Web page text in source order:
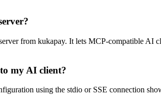
from kukapay. It lets MCP-compatible AI
my AI client?
using the stdio or SSE connection